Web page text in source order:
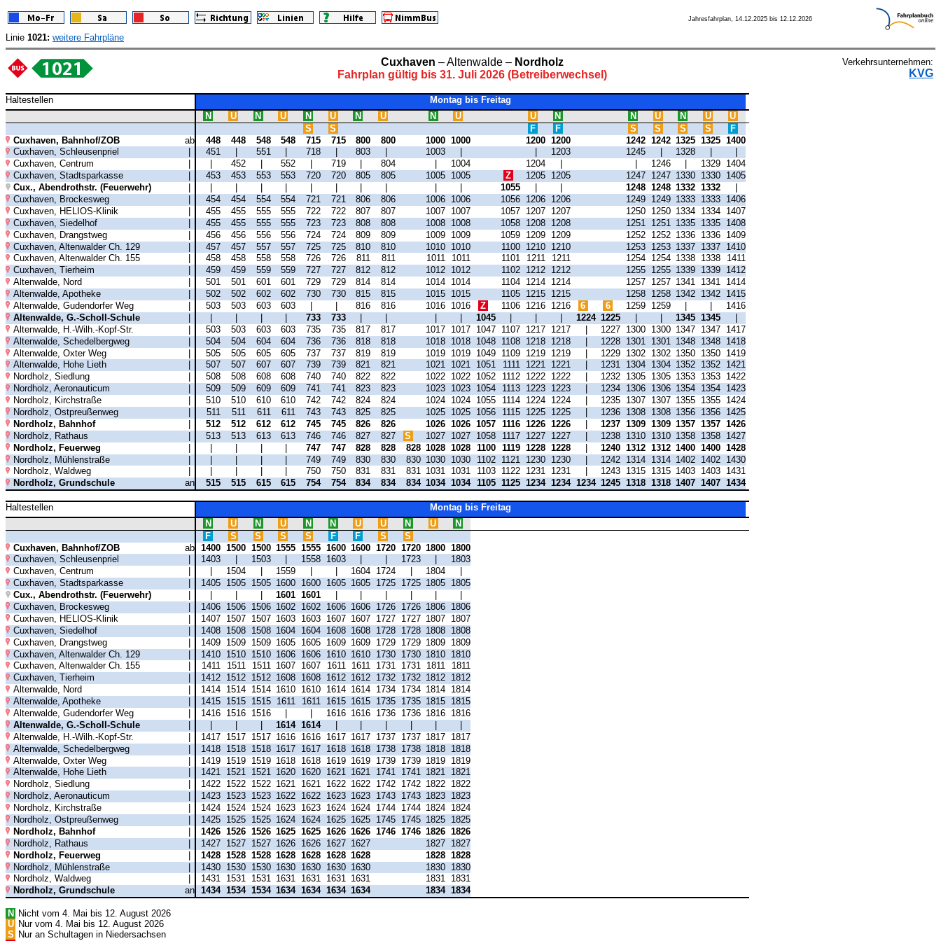
Jahresfahrplan, 14.12.2025 bis 12.12.2026
Linie 1021: weitere Fahrpläne
Cuxhaven – Altenwalde – Nordholz
Fahrplan gültig bis 31. Juli 2026 (Betreiberwechsel)
Verkehrsunternehmen:
KVG
Haltestellen
Montag bis Freitag
N
U N U N U N U N U U N N U N U
U
S
S F F S S S S
F
Cuxhaven, Bahnhof/ZOB
ab 448 448 548 548 715 715 800 800 1000 1000 1200 1200 1242 1242 1325 1325 1400
Cuxhaven, Schleusenpriel
451 551 718 803 1003 1203 1245 1328
Cuxhaven, Centrum
452 552 719 804 1004 1204 1246 1329
1404
Cuxhaven, Stadtsparkasse
453 453 553 553 720 720 805 805 1005 1005 Z 1205 1205 1247 1247 1330 1330
1405
Cux., Abendrothstr. (Feuerwehr)
1055 1248 1248 1332 1332
Cuxhaven, Brockesweg
454 454 554 554 721 721 806 806 1006 1006 1056 1206 1206 1249 1249 1333 1333
1406
Cuxhaven, HELIOS-Klinik
455 455 555 555 722 722 807 807 1007 1007 1057 1207 1207 1250 1250 1334 1334
1407
Cuxhaven, Siedelhof
455 455 555 555 723 723 808 808 1008 1008 1058 1208 1208 1251 1251 1335 1335
1408
Cuxhaven, Drangstweg
| 456 456 556 556 724 724 809 809 1009 1009 1059 1209 1209 1252 1252 1336 1336
1409
Cuxhaven, Altenwalder Ch. 129
| 457 457 557 557 725 725 810 810 1010 1010 1100 1210 1210 1253 1253 1337 1337
1410
Cuxhaven, Altenwalder Ch. 155
458 458 558 558 726 726 811 811 1011 1011 1101 1211 1211 1254 1254 1338 1338
1411
Cuxhaven, Tierheim
459 459 559 559 727 727 812 812 1012 1012 1102 1212 1212 1255 1255 1339 1339
1412
Altenwalde, Nord
501 501 601 601 729 729 814 814 1014 1014 1104 1214 1214 1257 1257 1341 1341
1414
Altenwalde, Apotheke
502 502 602 602 730 730 815 815 1015 1015 1105 1215 1215 1258 1258 1342 1342
1415
Altenwalde, Gudendorfer Weg
503 503 603 603 816 816 1016 1016 Z 1106 1216 1216 6 6 1259 1259
1416
Altenwalde, G.-Scholl-Schule
733 733 1045 1224 1225 1345 1345
Altenwalde, H.-Wilh.-Kopf-Str.
503 503 603 603 735 735 817 817 1017 1017 1047 1107 1217 1217 1227 1300 1300 1347 1347
1417
Altenwalde, Schedelbergweg
| 504 504 604 604 736 736 818 818 1018 1018 1048 1108 1218 1218 | 1228 1301 1301 1348 1348
1418
Altenwalde, Oxter Weg
| 505 505 605 605 737 737 819 819 1019 1019 1049 1109 1219 1219 | 1229 1302 1302 1350 1350
1419
Altenwalde, Hohe Lieth
507 507 607 607 739 739 821 821 1021 1021 1051 1111 1221 1221 1231 1304 1304 1352 1352
1421
Nordholz, Siedlung
508 508 608 608 740 740 822 822 1022 1022 1052 1112 1222 1222 1232 1305 1305 1353 1353
1422
Nordholz, Aeronauticum
509 509 609 609 741 741 823 823 1023 1023 1054 1113 1223 1223 1234 1306 1306 1354 1354
1423
Nordholz, Kirchstraße
510 510 610 610 742 742 824 824 1024 1024 1055 1114 1224 1224 1235 1307 1307 1355 1355
1424
Nordholz, Ostpreußenweg
511 511 611 611 743 743 825 825 1025 1025 1056 1115 1225 1225 1236 1308 1308 1356 1356
1425
Nordholz, Bahnhof
512 512 612 612 745 745 826 826 1026 1026 1057 1116 1226 1226 1237 1309 1309 1357 1357 1426
Nordholz, Rathaus
513 513 613 613 746 746 827 827 S 1027 1027 1058 1117 1227 1227 1238 1310 1310 1358 1358
1427
Nordholz, Feuerweg
| | | | | 747 747 828 828 828 1028 1028 1100 1119 1228 1228 | 1240 1312 1312 1400 1400 1428
Nordholz, Mühlenstraße
| | | | | 749 749 830 830 830 1030 1030 1102 1121 1230 1230 | 1242 1314 1314 1402 1402
1430
Nordholz, Waldweg
750 750 831 831 831 1031 1031 1103 1122 1231 1231 1243 1315 1315 1403 1403
1431
Nordholz, Grundschule
an 515 515 615 615 754 754 834 834 834 1034 1034 1105 1125 1234 1234 1234 1245 1318 1318 1407 1407 1434
Haltestellen
Montag bis Freitag
N
U N U N N U U N U
N
F
S S S S F F S
S
Cuxhaven, Bahnhof/ZOB
ab 1400 1500 1500 1555 1555 1600 1600 1720 1720 1800 1800
Cuxhaven, Schleusenpriel
1403 1503 1558 1603 1723
1803
Cuxhaven, Centrum
1504 1559 1604 1724 1804
Cuxhaven, Stadtsparkasse
1405 1505 1505 1600 1600 1605 1605 1725 1725 1805 1805
Cux., Abendrothstr. (Feuerwehr)
1601 1601
Cuxhaven, Brockesweg
1406 1506 1506 1602 1602 1606 1606 1726 1726 1806 1806
Cuxhaven, HELIOS-Klinik
1407 1507 1507 1603 1603 1607 1607 1727 1727 1807 1807
Cuxhaven, Siedelhof
| 1408 1508 1508 1604 1604 1608 1608 1728 1728 1808 1808
Cuxhaven, Drangstweg
| 1409 1509 1509 1605 1605 1609 1609 1729 1729 1809 1809
Cuxhaven, Altenwalder Ch. 129
| 1410 1510 1510 1606 1606 1610 1610 1730 1730 1810 1810
Cuxhaven, Altenwalder Ch. 155
1411 1511 1511 1607 1607 1611 1611 1731 1731 1811
1811
Cuxhaven, Tierheim
1412 1512 1512 1608 1608 1612 1612 1732 1732 1812 1812
Altenwalde, Nord
1414 1514 1514 1610 1610 1614 1614 1734 1734 1814 1814
Altenwalde, Apotheke
1415 1515 1515 1611 1611 1615 1615 1735 1735 1815 1815
Altenwalde, Gudendorfer Weg
1416 1516 1516 1616 1616 1736 1736 1816 1816
Altenwalde, G.-Scholl-Schule
1614 1614
Altenwalde, H.-Wilh.-Kopf-Str.
1417 1517 1517 1616 1616 1617 1617 1737 1737 1817 1817
Altenwalde, Schedelbergweg
| 1418 1518 1518 1617 1617 1618 1618 1738 1738 1818 1818
Altenwalde, Oxter Weg
| 1419 1519 1519 1618 1618 1619 1619 1739 1739 1819 1819
Altenwalde, Hohe Lieth
1421 1521 1521 1620 1620 1621 1621 1741 1741 1821 1821
Nordholz, Siedlung
1422 1522 1522 1621 1621 1622 1622 1742 1742 1822 1822
Nordholz, Aeronauticum
1423 1523 1523 1622 1622 1623 1623 1743 1743 1823 1823
Nordholz, Kirchstraße
1424 1524 1524 1623 1623 1624 1624 1744 1744 1824 1824
Nordholz, Ostpreußenweg
1425 1525 1525 1624 1624 1625 1625 1745 1745 1825 1825
Nordholz, Bahnhof
1426 1526 1526 1625 1625 1626 1626 1746 1746 1826 1826
Nordholz, Rathaus
1427 1527 1527 1626 1626 1627 1627 1827 1827
Nordholz, Feuerweg
| 1428 1528 1528 1628 1628 1628 1628 1828 1828
Nordholz, Mühlenstraße
| 1430 1530 1530 1630 1630 1630 1630 1830 1830
Nordholz, Waldweg
1431 1531 1531 1631 1631 1631 1631 1831 1831
Nordholz, Grundschule
an 1434 1534 1534 1634 1634 1634 1634 1834 1834
N Nicht vom 4. Mai bis 12. August 2026
U Nur vom 4. Mai bis 12. August 2026
S Nur an Schultagen in Niedersachsen